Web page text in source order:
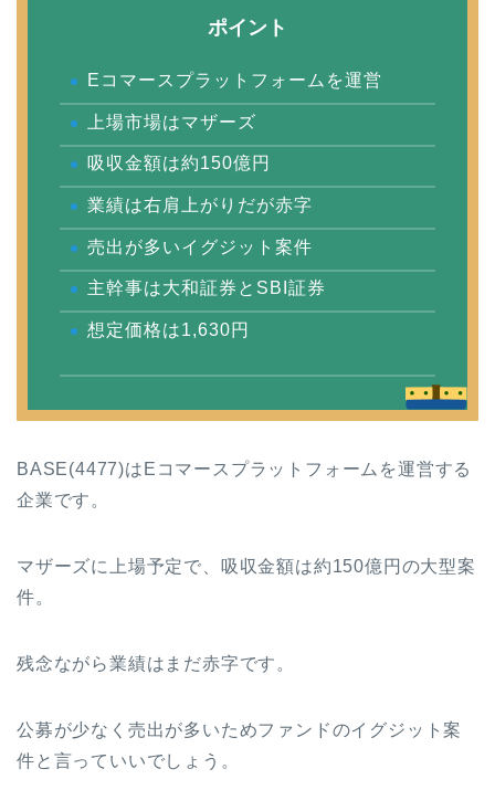
ポイント
Eコマースプラットフォームを運営
上場市場はマザーズ
吸収金額は約150億円
業績は右肩上がりだが赤字
売出が多いイグジット案件
主幹事は大和証券とSBI証券
想定価格は1,630円
BASE(4477)はEコマースプラットフォームを運営する
企業です。
マザーズに上場予定で、吸収金額は約150億円の大型案
件。
残念ながら業績はまだ赤字です。
公募が少なく売出が多いためファンドのイグジット案
件と言っていいでしょう。